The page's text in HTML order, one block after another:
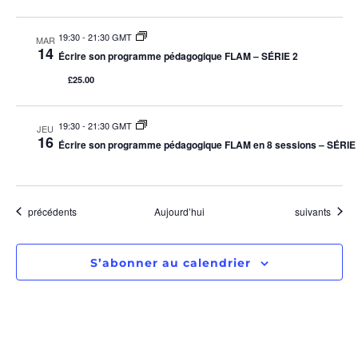
MAR
14
19:30- 21:30 GMT
Écrire son programme pédagogique FLAM – SÉRIE 2
£25.00
JEU
16
19:30- 21:30 GMT
Écrire son programme pédagogique FLAM en 8 sessions – SÉRIE
Évènements
précédents Aujourd’hui Évènements
suivants
S’abonner au calendrier